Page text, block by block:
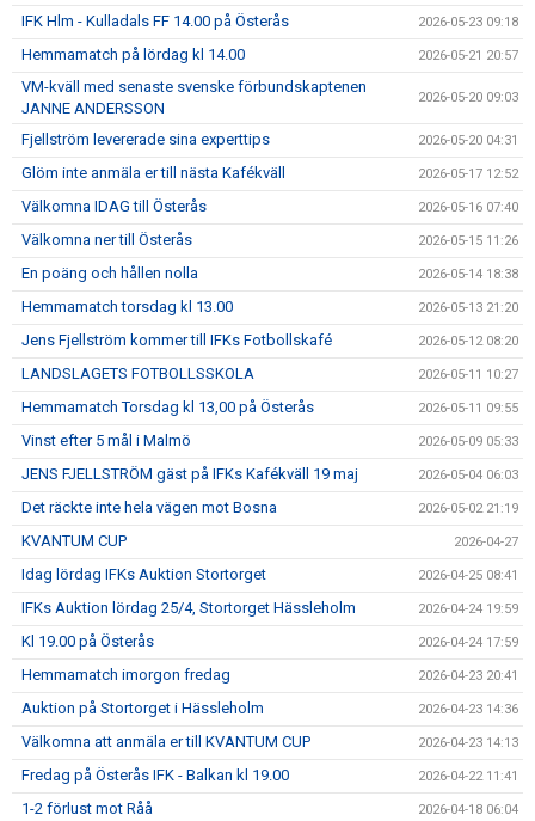
IFK Hlm - Kulladals FF 14.00 på Österås 2026-05-23 09:18
Hemmamatch på lördag kl 14.00 2026-05-21 20:57
VM-kväll med senaste svenske förbundskaptenen
JANNE ANDERSSON
2026-05-20 09:03
Fjellström levererade sina experttips 2026-05-20 04:31
Glöm inte anmäla er till nästa Kafékväll 2026-05-17 12:52
Välkomna IDAG till Österås 2026-05-16 07:40
Välkomna ner till Österås 2026-05-15 11:26
En poäng och hållen nolla 2026-05-14 18:38
Hemmamatch torsdag kl 13.00 2026-05-13 21:20
Jens Fjellström kommer till IFKs Fotbollskafé 2026-05-12 08:20
LANDSLAGETS FOTBOLLSSKOLA 2026-05-11 10:27
Hemmamatch Torsdag kl 13,00 på Österås 2026-05-11 09:55
Vinst efter 5 mål i Malmö 2026-05-09 05:33
JENS FJELLSTRÖM gäst på IFKs Kafékväll 19 maj 2026-05-04 06:03
Det räckte inte hela vägen mot Bosna 2026-05-02 21:19
KVANTUM CUP 2026-04-27
Idag lördag IFKs Auktion Stortorget 2026-04-25 08:41
IFKs Auktion lördag 25/4, Stortorget Hässleholm 2026-04-24 19:59
Kl 19.00 på Österås 2026-04-24 17:59
Hemmamatch imorgon fredag 2026-04-23 20:41
Auktion på Stortorget i Hässleholm 2026-04-23 14:36
Välkomna att anmäla er till KVANTUM CUP 2026-04-23 14:13
Fredag på Österås IFK - Balkan kl 19.00 2026-04-22 11:41
1-2 förlust mot Råå 2026-04-18 06:04